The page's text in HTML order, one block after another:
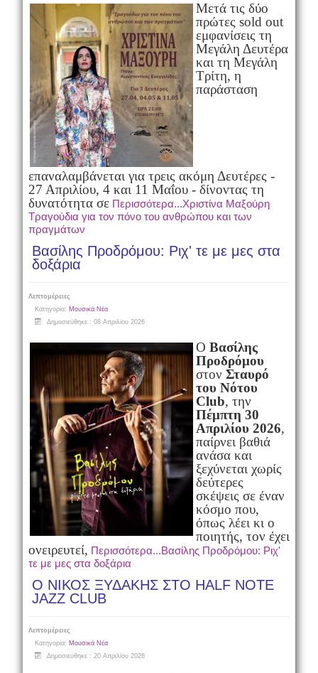
Μετά τις δύο
πρώτες sold out
εμφανίσεις τη
Μεγάλη Δευτέρα
και τη Μεγάλη
Τρίτη, η
παράσταση
επαναλαμβάνεται για τρεις ακόμη Δευτέρες -
27 Απριλίου, 4 και 11 Μαΐου - δίνοντας τη
δυνατότητα σε Περισσότερα...Χριστίνα Μαξούρη
Τραγούδια για τον πόνο του ανθρώπου και των
πραγμάτων
Βασίλης Προδρόμου: Ριχ' τε με μες στα
δοξάρια
Λεπτομέρειες
Κατηγορία: Μουσικά Νέα
Δημοσιεύθηκε : 08 Απριλίου 2026
Ο Βασίλης
Προδρόμου
στον Σταυρό
του Νότου
Club, την
Πέμπτη 30
Απριλίου 2026,
παίρνει βαθιά
ανάσα και
ξεχύνεται χωρίς
δεύτερες
σκέψεις σε έναν
κόσμο που,
όπως λέει κι ο
ποιητής, τον έχει
ονειρευτεί, Περισσότερα...Βασίλης Προδρόμου: Ριχ'
τε με μες στα δοξάρια
Ο ΝΙΚΟΣ ΞΥΔΑΚΗΣ ΣΤΟ HALF NOTE
JAZZ CLUB
Λεπτομέρειες
Κατηγορία: Μουσικά Νέα
Δημοσιεύθηκε : 20 Απριλίου 2026